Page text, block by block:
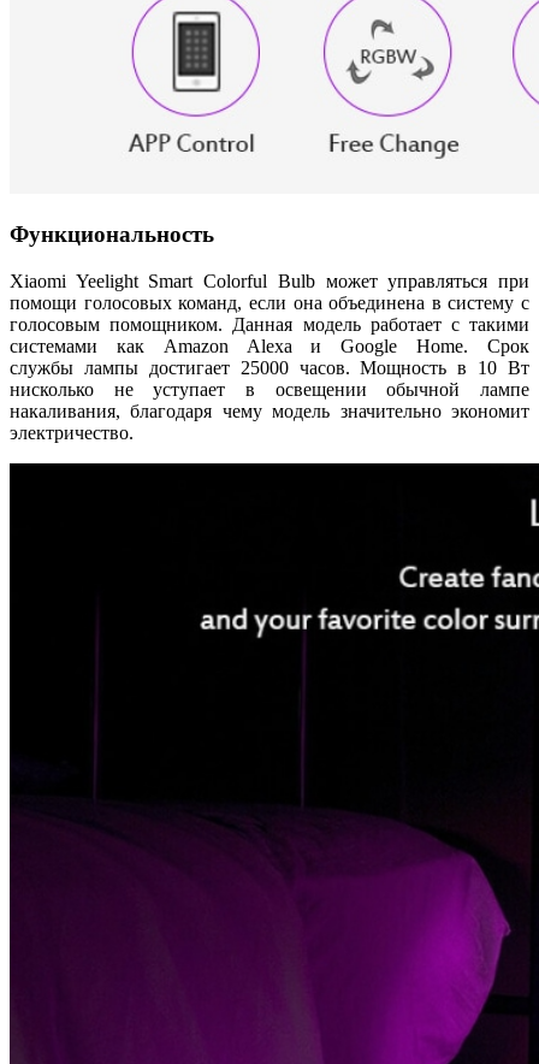
Функциональность
Xiaomi Yeelight Smart Colorful Bulb может управляться при
помощи голосовых команд, если она объединена в систему с
голосовым помощником. Данная модель работает с такими
системами как Amazon Alexa и Google Home. Срок
службы лампы достигает 25000 часов. Мощность в 10 Вт
нисколько не уступает в освещении обычной лампе
накаливания, благодаря чему модель значительно экономит
электричество.